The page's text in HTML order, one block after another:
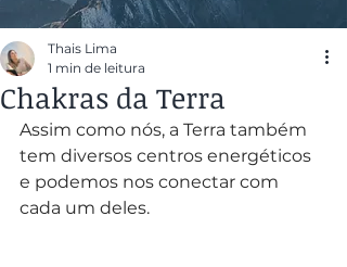
Chakras da Terra
Thais Lima
1 min de leitura
Assim como nós, a Terra também
tem diversos centros energéticos
e podemos nos conectar com
cada um deles.